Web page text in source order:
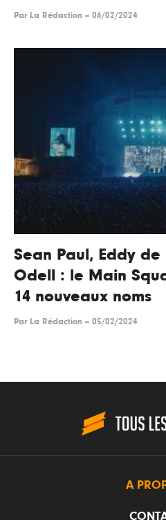
Par La Rédaction -- 06/02/2024
Sean Paul, Eddy de
Odell : le Main
14 nouveaux noms
Par La Rédaction -- 05/02/2024
A